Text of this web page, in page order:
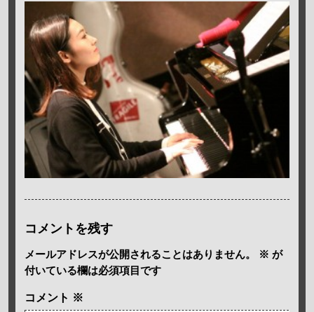
コメントを残す
メールアドレスが公開されることはありません。 ※ が
付いている欄は必須項目です
コメント ※